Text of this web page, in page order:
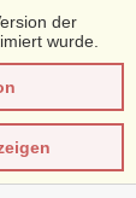
der
wurde.